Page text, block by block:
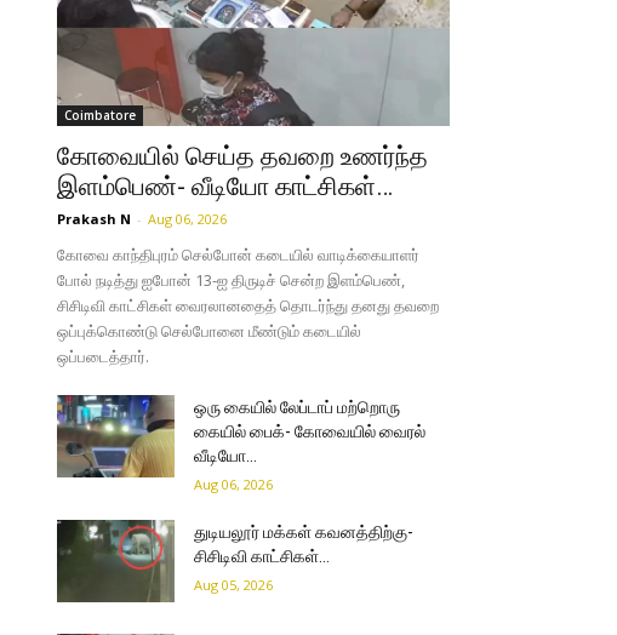
Coimbatore
கோவையில் செய்த தவறை உணர்ந்த
இளம்பெண்- வீடியோ காட்சிகள்…
Prakash N - Aug 06, 2026
கோவை காந்திபுரம் செல்போன் கடையில் வாடிக்கையாளர்
போல் நடித்து ஐபோன் 13-ஐ திருடிச் சென்ற இளம்பெண்,
சிசிடிவி காட்சிகள் வைரலானதைத் தொடர்ந்து தனது தவறை
ஒப்புக்கொண்டு செல்போனை மீண்டும் கடையில்
ஒப்படைத்தார்.
ஒரு கையில் லேப்டாப் மற்றொரு
கையில் பைக்- கோவையில் வைரல்
வீடியோ…
Aug 06, 2026
துடியலூர் மக்கள் கவனத்திற்கு-
சிசிடிவி காட்சிகள்…
Aug 05, 2026